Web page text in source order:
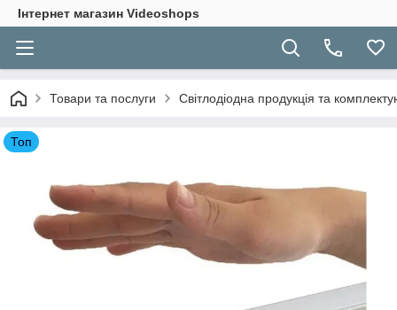
Інтернет магазин Videoshops
Товари та послуги Світлодіодна продукція та
Топ